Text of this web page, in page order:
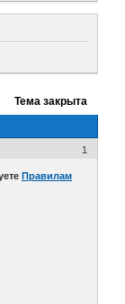
Тема закрыта
1
Правилам